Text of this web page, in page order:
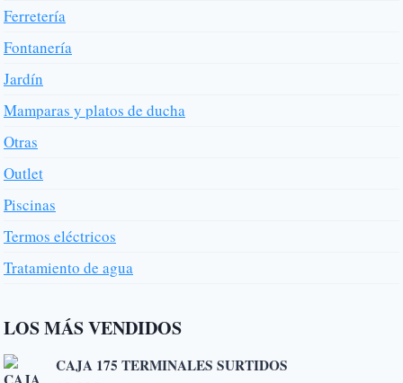
Ferretería
Fontanería
Jardín
Mamparas y platos de ducha
Otras
Outlet
Piscinas
Termos eléctricos
Tratamiento de agua
LOS MÁS VENDIDOS
CAJA 175 TERMINALES SURTIDOS